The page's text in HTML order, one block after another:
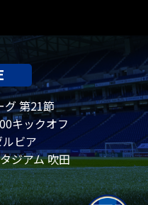
グ 第21節
キックオフ
ビア
ジアム 吹田